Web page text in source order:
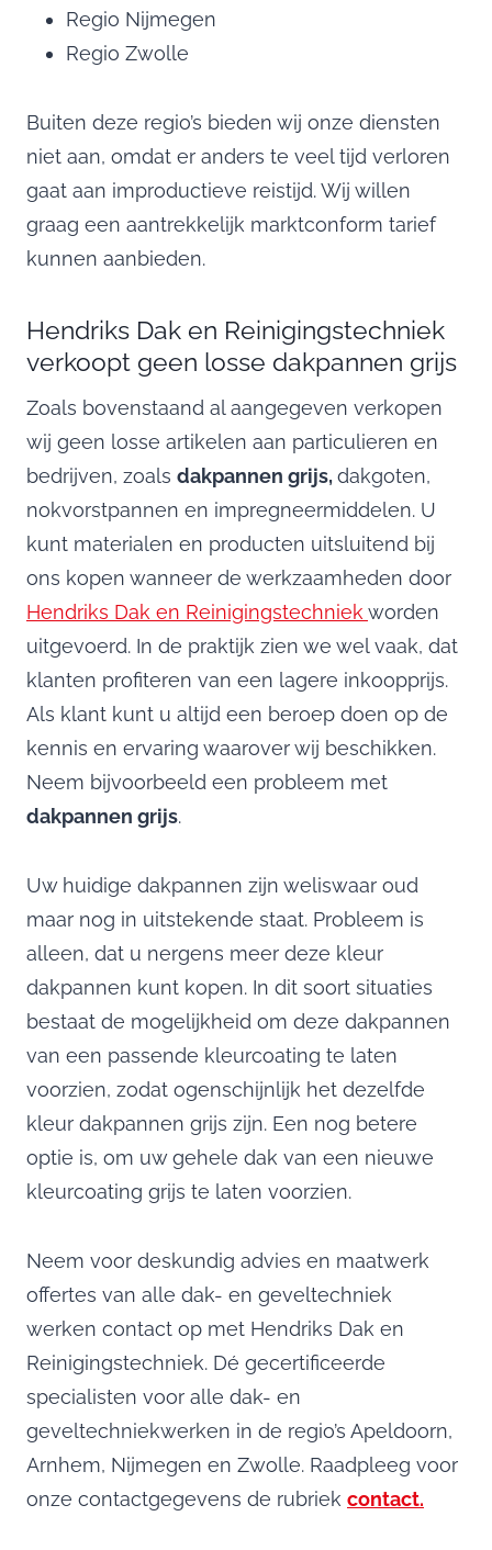
Regio Nijmegen
Regio Zwolle
Buiten deze regio’s bieden wij onze diensten
niet aan, omdat er anders te veel tijd verloren
gaat aan improductieve reistijd. Wij willen
graag een aantrekkelijk marktconform tarief
kunnen aanbieden.
Hendriks Dak en Reinigingstechniek
verkoopt geen losse dakpannen grijs
Zoals bovenstaand al aangegeven verkopen
wij geen losse artikelen aan particulieren en
bedrijven, zoals dakpannen grijs,dakgoten,
nokvorstpannen en impregneermiddelen. U
kunt materialen en producten uitsluitend bij
ons kopen wanneer de werkzaamheden door
Hendriks Dak en Reinigingstechniek worden
uitgevoerd. In de praktijk zien we wel vaak, dat
klanten profiteren van een lagere inkoopprijs.
Als klant kunt u altijd een beroep doen op de
kennis en ervaring waarover wij beschikken.
Neem bijvoorbeeld een probleem met
dakpannen grijs.
Uw huidige dakpannen zijn weliswaar oud
maar nog in uitstekende staat. Probleem is
alleen, dat u nergens meer deze kleur
dakpannen kunt kopen. In dit soort situaties
bestaat de mogelijkheid om deze dakpannen
van een passende kleurcoating te laten
voorzien, zodat ogenschijnlijk het dezelfde
kleur dakpannen grijs zijn. Een nog betere
optie is, om uw gehele dak van een nieuwe
kleurcoating grijs te laten voorzien.
Neem voor deskundig advies en maatwerk
offertes van alle dak- en geveltechniek
werken contact op met Hendriks Dak en
Reinigingstechniek. Dé gecertificeerde
specialisten voor alle dak- en
geveltechniekwerken in de regio’s Apeldoorn,
Arnhem, Nijmegen en Zwolle. Raadpleeg voor
onze contactgegevens de rubriek contact.